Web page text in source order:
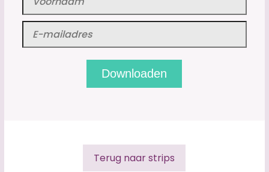
Terug naar strips